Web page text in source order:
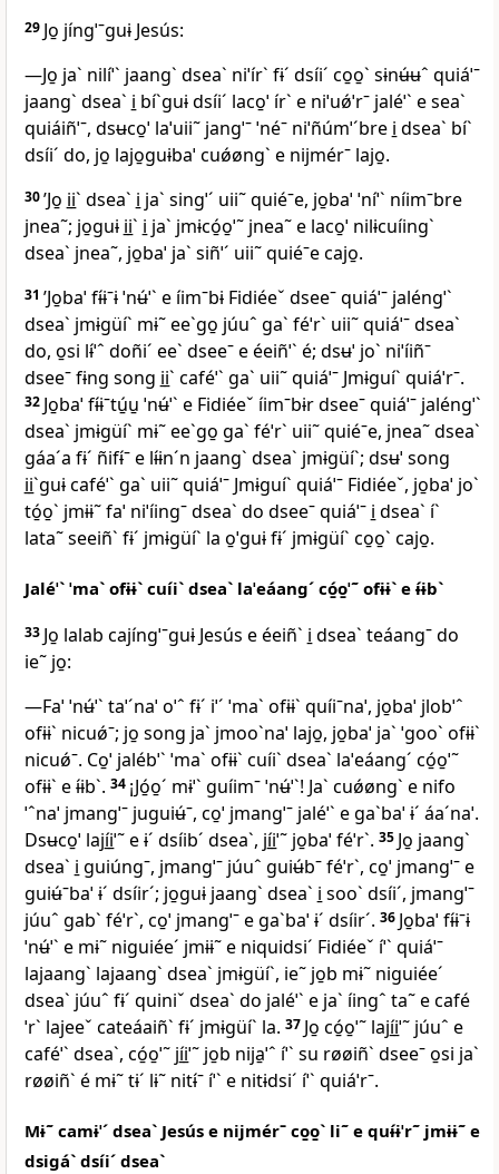
29 Jo̱ jíngˈˉguɨ Jesús:
—Jo̱ jaˋ nilíˈˋ jaangˋ dseaˋ niˈírˋ fɨˊ dsíiˊ co̱o̱ˋ sɨnʉ́ʉˆ quiáˈˉ
jaangˋ dseaˋ i̱ bíˋguɨ dsíiˊ laco̱ˈ írˋ e niˈuǿˈrˉ jaléˈˋ e seaˋ
quiáiñˈˉ, dsʉco̱ˈ laˈuii˜ jangˈˉ ˈnéˉ niˈñúmˈˊbre i̱ dseaˋ bíˋ
dsíiˊ do, jo̱ lajo̱guɨbaˈ cuǿøngˋ e nijmérˉ lajo̱.
30’Jo̱ i̱i̱ˋ dseaˋ i̱ jaˋ singˈˊ uii˜ quiéˉe, jo̱baˈ ˈníˈˋ níimˉbre
jnea˜; jo̱guɨ i̱i̱ˋ i̱ jaˋ jmɨcó̱o̱ˈ˜ jnea˜ e laco̱ˈ nilɨcuíingˋ
dseaˋ jnea˜, jo̱baˈ jaˋ siñˈˊ uii˜ quiéˉe cajo̱.
31 ’Jo̱baˈ fɨ́ɨˉɨ ˈnʉ́ˈˋ e íimˉbɨ Fidiéeˇ dseeˉ quiáˈˉ jaléngˈˋ
dseaˋ jmɨgüíˋ mɨ˜ eeˋgo̱ júuˆ gaˋ féˈrˋ uii˜ quiáˈˉ dseaˋ
do, o̱si lɨ́ˈˆ doñiˊ eeˋ dseeˉ e éeiñˈˋ é; dsʉˈ joˋ niˈíiñˉ
dseeˉ fɨng song i̱i̱ˋ caféˈˋ gaˋ uii˜ quiáˈˉ Jmɨguíˋ quiáˈrˉ.
32 Jo̱baˈ fɨ́ɨˉtú̱u̱ ˈnʉ́ˈˋ e Fidiéeˇ íimˉbɨr dseeˉ quiáˈˉ jaléngˈˋ
dseaˋ jmɨgüíˋ mɨ˜ eeˋgo̱ gaˋ féˈrˋ uii˜ quiéˉe, jnea˜ dseaˋ
gáaˊa fɨˊ ñifɨ́ˉ e lɨ́ɨnˊn jaangˋ dseaˋ jmɨgüíˋ; dsʉˈ song
i̱i̱ˋguɨ caféˈˋ gaˋ uii˜ quiáˈˉ Jmɨguíˋ quiáˈˉ Fidiéeˇ, jo̱baˈ joˋ
tó̱o̱ˋ jmɨɨ˜ faˈ niˈíingˉ dseaˋ do dseeˉ quiáˈˉ i̱ dseaˋ íˋ
lata˜ seeiñˋ fɨˊ jmɨgüíˋ la o̱ˈguɨ fɨˊ jmɨgüíˋ co̱o̱ˋ cajo̱.
Jaléˈˋ ˈmaˋ ofɨɨˋ cuíiˋ dseaˋ laˈeáangˊ có̱o̱ˈ˜ ofɨɨˋ e ɨ́ɨbˋ
33 Jo̱ lalab cajíngˈˉguɨ Jesús e éeiñˋ i̱ dseaˋ teáangˉ do
ie˜ jo̱:
—Faˈ ˈnʉ́ˈˋ taˈˊnaˈ oˈˆ fɨˊ iˈˊ ˈmaˋ ofɨɨˋ quíiˉnaˈ, jo̱baˈ jlobˈˆ
ofɨɨˋ nicuǿˉ; jo̱ song jaˋ jmooˋnaˈ lajo̱, jo̱baˈ jaˋ ˈgooˋ ofɨɨˋ
nicuǿˉ. Co̱ˈ jalébˈˋ ˈmaˋ ofɨɨˋ cuíiˋ dseaˋ laˈeáangˊ có̱o̱ˈ˜
ofɨɨˋ e ɨ́ɨbˋ. 34 ¡Jó̱o̱ˊ mɨˈˋ guíimˉ ˈnʉ́ˈˋ! Jaˋ cuǿøngˋ e nifo
ˈˆnaˈ jmangˈˉ juguiʉ́ˉ, co̱ˈ jmangˈˉ jaléˈˋ e gaˋbaˈ ɨˊ áaˊnaˈ.
Dsʉco̱ˈ lají̱i̱ˈ˜ e ɨˊ dsíibˊ dseaˋ, jí̱i̱ˈ˜ jo̱baˈ féˈrˋ. 35 Jo̱ jaangˋ
dseaˋ i̱ guiúngˉ, jmangˈˉ júuˆ guiʉ́bˉ féˈrˋ, co̱ˈ jmangˈˉ e
guiʉ́ˉbaˈ ɨˊ dsíirˊ; jo̱guɨ jaangˋ dseaˋ i̱ sooˋ dsíiˊ, jmangˈˉ
júuˆ gabˋ féˈrˋ, co̱ˈ jmangˈˉ e gaˋbaˈ ɨˊ dsíirˊ. 36 Jo̱baˈ fɨ́ɨˉɨ
ˈnʉ́ˈˋ e mɨ˜ niguiéeˊ jmɨɨ˜ e niquidsiˊ Fidiéeˇ íˈˋ quiáˈˉ
lajaangˋ lajaangˋ dseaˋ jmɨgüíˋ, ie˜ jo̱b mɨ˜ niguiéeˊ
dseaˋ júuˆ fɨˊ quiniˇ dseaˋ do jaléˈˋ e jaˋ íingˆ ta˜ e café
ˈrˋ lajeeˇ cateáaiñˋ fɨˊ jmɨgüíˋ la. 37 Jo̱ có̱o̱ˈ˜ lají̱i̱ˈ˜ júuˆ e
caféˈˋ dseaˋ, có̱o̱ˈ˜ jí̱i̱ˈ˜ jo̱b nija̱ˈˆ íˈˋ su røøiñˋ dseeˉ o̱si jaˋ
røøiñˋ é mɨ˜ tɨˊ lɨ˜ nitɨ́ˉ íˈˋ e nitɨdsiˊ íˈˋ quiáˈrˉ.
Mɨ˜ camɨˈˊ dseaˋ Jesús e nijmérˉ co̱o̱ˋ li˜ e quɨ́ɨˈr˜ jmɨɨ˜ e
dsigáˋ dsíiˊ dseaˋ